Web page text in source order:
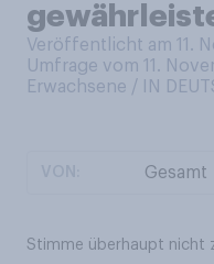
Veröffentlicht am 11.
Umfrage vom 11.
Erwachsene / IN
Stimme überhaupt nicht